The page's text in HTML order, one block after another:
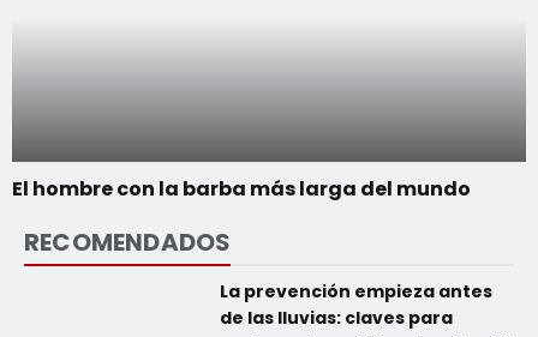
El hombre con la barba más larga del mundo
RECOMENDADOS
La prevención empieza antes
de las lluvias: claves para